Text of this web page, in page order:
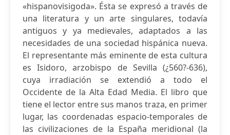
«hispanovisigoda». Ésta se expresó a través de
una literatura y un arte singulares, todavía
antiguos y ya medievales, adaptados a las
necesidades de una sociedad hispánica nueva.
El representante más eminente de esta cultura
es Isidoro, arzobispo de Sevilla (¿560?-636),
cuya irradiación se extendió a todo el
Occidente de la Alta Edad Media. El libro que
tiene el lector entre sus manos traza, en primer
lugar, las coordenadas espacio-temporales de
las civilizaciones de la España meridional (la